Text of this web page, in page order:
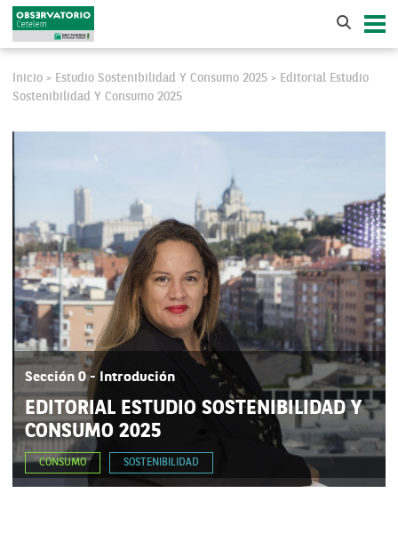
Inicio > Estudio Sostenibilidad Y Consumo 2025 >
Editorial Estudio
Sostenibilidad Y Consumo 2025
Sección 0 - Introdución
EDITORIAL ESTUDIO SOSTENIBILIDAD Y
CONSUMO 2025
CONSUMO SOSTENIBILIDAD